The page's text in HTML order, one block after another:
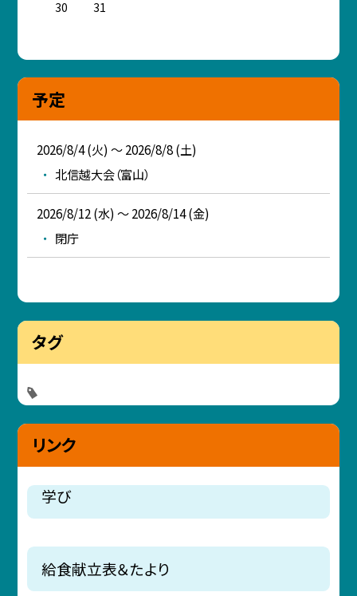
30
31
予定
2026/8/4 (火) ～ 2026/8/8 (土)
北信越大会（富山）
2026/8/12 (水) ～ 2026/8/14 (金)
閉庁
タグ
リンク
学び
給食献立表＆たより